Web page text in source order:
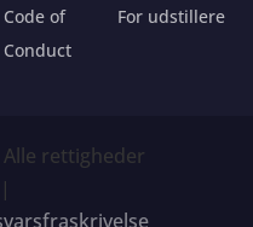
Code of
Conduct
For udstillere
rettigheder
|